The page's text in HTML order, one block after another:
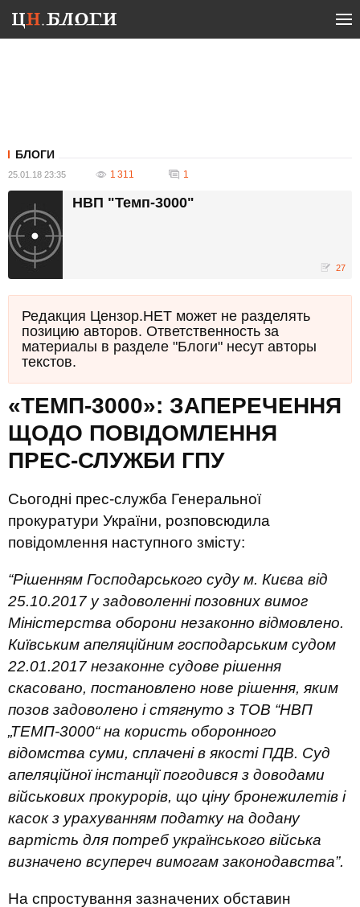
БЛОГИ
25.01.18 23:35 1 311 1
НВП "Темп-3000"
27
Редакция Цензор.НЕТ может не разделять
позицию авторов. Ответственность за
материалы в разделе "Блоги" несут авторы
текстов.
«ТЕМП-3000»: ЗАПЕРЕЧЕННЯ
ЩОДО ПОВІДОМЛЕННЯ
ПРЕС-СЛУЖБИ ГПУ
Сьогодні прес-служба Генеральної
прокуратури України, розповсюдила
повідомлення наступного змісту:
“Рішенням Господарського суду м. Києва від
25.10.2017 у задоволенні позовних вимог
Міністерства оборони незаконно відмовлено.
Київським апеляційним господарським судом
22.01.2017 незаконне судове рішення
скасовано, постановлено нове рішення, яким
позов задоволено і стягнуто з ТОВ “НВП
„ТЕМП-3000“ на користь оборонного
відомства суми, сплачені в якості ПДВ. Суд
апеляційної інстанції погодився з доводами
військових прокурорів, що ціну бронежилетів і
касок з урахуванням податку на додану
вартість для потреб українського війська
визначено всупереч вимогам законодавства”.
На спростування зазначених обставин